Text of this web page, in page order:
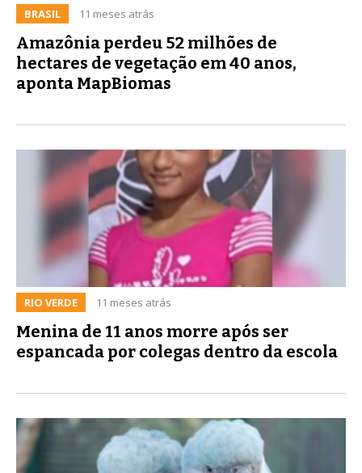
BRASIL 11 meses atrás
Amazônia perdeu 52 milhões de
hectares de vegetação em 40 anos,
aponta MapBiomas
RIO VERDE 11 meses atrás
Menina de 11 anos morre após ser
espancada por colegas dentro da escola